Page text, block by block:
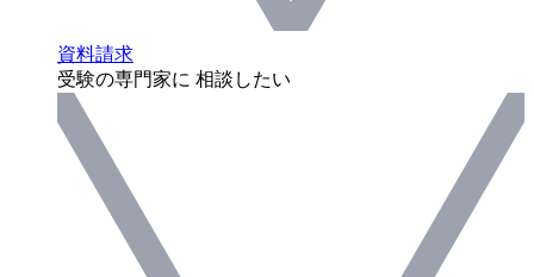
資料請求
受験の専門家に 相談したい